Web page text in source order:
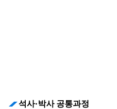
석사·박사 공통과정